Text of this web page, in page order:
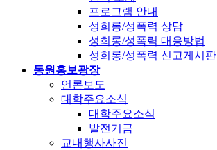
프로그램 안내
성희롱/성폭력 상담
성희롱/성폭력 대응방법
성희롱/성폭력 신고게시판
동원홍보광장
언론보도
대학주요소식
대학주요소식
발전기금
교내행사사진